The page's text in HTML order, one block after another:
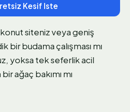
Kesif Iste
siteniz veya geniş
bir budama çalışması mı
yoksa tek seferlik acil
ağaç bakımı mı